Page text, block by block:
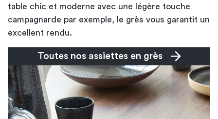
table chic et moderne avec une légère touche
campagnarde par exemple, le grès vous garantit un
excellent rendu.
Toutes nos assiettes en grès